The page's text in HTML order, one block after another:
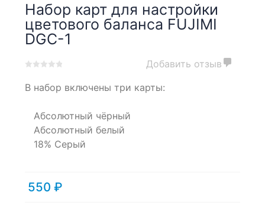
Набор карт для настройки
цветового баланса FUJIMI
DGC-1
out
customer
ratings
Добавить отзыв
В набор включены три карты:
Абсолютный чёрный
Абсолютный белый
18% Серый
550 ₽